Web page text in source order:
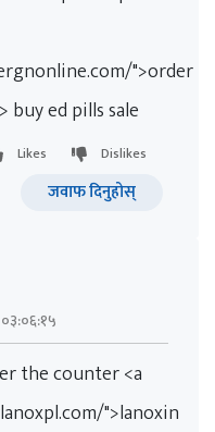
">order
buy ed pills sale
Likes
Dislikes
जवाफ दिनुहोस्
the counter <a
">lanoxin